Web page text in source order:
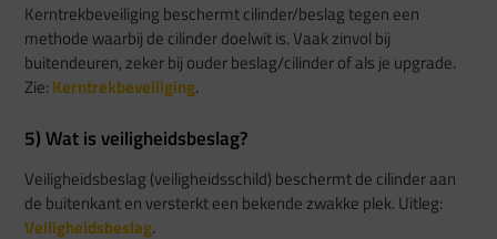
Kerntrekbeveiliging beschermt cilinder/beslag tegen een
methode waarbij de cilinder doelwit is. Vaak zinvol bij
buitendeuren, zeker bij ouder beslag/cilinder of als je upgrade.
Zie: Kerntrekbeveiliging.
5) Wat is veiligheidsbeslag?
Veiligheidsbeslag (veiligheidsschild) beschermt de cilinder aan
de buitenkant en versterkt een bekende zwakke plek. Uitleg:
Veiligheidsbeslag.